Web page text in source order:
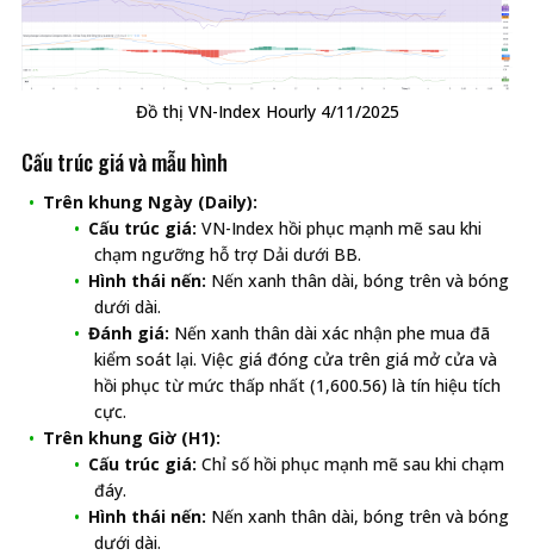
Đồ thị VN-Index Hourly 4/11/2025
Cấu trúc giá và mẫu hình
Trên khung Ngày (Daily):
Cấu trúc giá: VN-Index hồi phục mạnh mẽ sau khi
chạm ngưỡng hỗ trợ Dải dưới BB.
Hình thái nến: Nến xanh thân dài, bóng trên và bóng
dưới dài.
Đánh giá: Nến xanh thân dài xác nhận phe mua đã
kiểm soát lại. Việc giá đóng cửa trên giá mở cửa và
hồi phục từ mức thấp nhất (1,600.56) là tín hiệu tích
cực.
Trên khung Giờ (H1):
Cấu trúc giá: Chỉ số hồi phục mạnh mẽ sau khi chạm
đáy.
Hình thái nến: Nến xanh thân dài, bóng trên và bóng
dưới dài.